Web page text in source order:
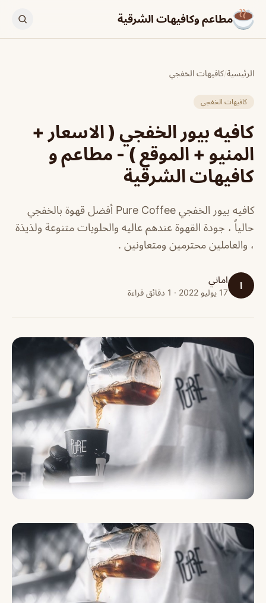
مطاعم وكافيهات الشرقية
الرئيسية/كافيهات الخفجي
كافيهات الخفجي
كافيه بيور الخفجي ( الاسعار +
المنيو + الموقع ) - مطاعم و
كافيهات الشرقية
كافيه بيور الخفجي Pure Coffee أفضل قهوة بالخفجي
حالياً ، جودة القهوة عندهم عاليه والحلويات متنوعة ولذيذة
، والعاملين محترمين ومتعاونين .
ا اماني
17 يوليو 2022 · 1 دقائق قراءة